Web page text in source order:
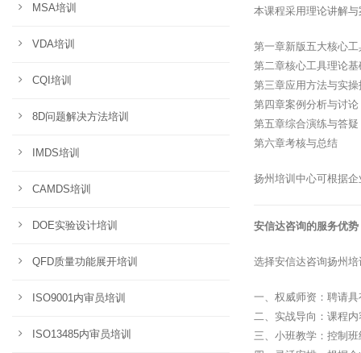
本课程采用理论讲解
第一章新版五大核心
第二章核心工具理论基
第三章应用方法与实操
第四章案例分析与讨论
第五章综合演练与答疑
第六章考核与总结
扬州培训中心可根据
安信达咨询的服务优势
选择安信达咨询扬州
一、权威师资：聘请
二、实战导向：课程
三、小班教学：控制
MSA培训
VDA培训
CQI培训
8D问题解决方法培训
IMDS培训
CAMDS培训
DOE实验设计培训
QFD质量功能展开培训
ISO9001内审员培训
ISO13485内审员培训